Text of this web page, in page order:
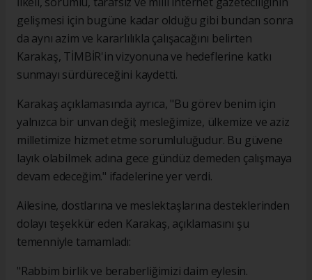
gelişmesi için bugüne kadar olduğu gibi bundan sonra
da aynı azim ve kararlılıkla çalışacağını belirten
Karakaş, TİMBİR'in vizyonuna ve hedeflerine katkı
sunmayı sürdüreceğini kaydetti.
Karakaş açıklamasında ayrıca, "Bu görev benim için
yalnızca bir unvan değil; mesleğimize, ülkemize ve aziz
milletimize hizmet etme sorumluluğudur. Bu güvene
layık olabilmek adına gece gündüz demeden çalışmaya
devam edeceğim." ifadelerine yer verdi.
Ailesine, dostlarına ve meslektaşlarına desteklerinden
dolayı teşekkür eden Karakaş, açıklamasını şu
temenniyle tamamladı:
"Rabbim birlik ve beraberliğimizi daim eylesin.